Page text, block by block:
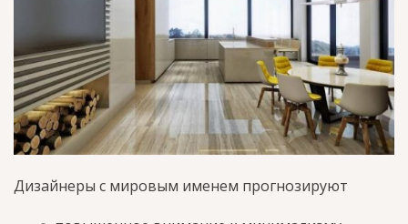
Дизайнеры с мировым именем прогнозируют